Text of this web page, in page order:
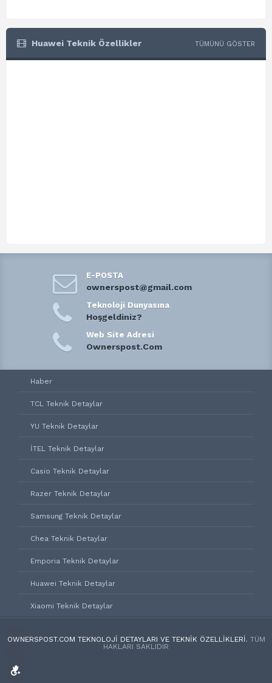
Huawei Teknik Özellikler TÜMÜNÜ GÖSTER
E-POSTA
ownerspost@gmail.com
Teknoloji Dunyasına
Hoşgeldiniz?
Web Site Adresi
Ownerspost.Com
Haber
TCL Teknik Detaylar
YU Teknik Detaylar
İTEL Teknik Detaylar
Casio Teknik Detaylar
Razer Teknik Detaylar
Samsung Teknik Detaylar
Chea Teknik Detaylar
Emporia Teknik Detaylar
Huawei Teknik Detaylar
Xiaomi Teknik Detaylar
OWNERSPOST.COM TEKNOLOJI DETAYLARI VE TEKNIK ÖZELLIKLERI. TÜM
HAKLARI SAKLIDIR